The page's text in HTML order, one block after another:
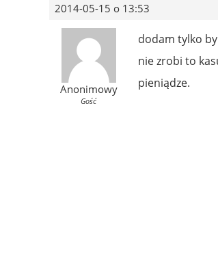
2014-05-15 o 13:53
Anonimowy
Gość
dodam tylko
nie zrobi to
pieniądze.